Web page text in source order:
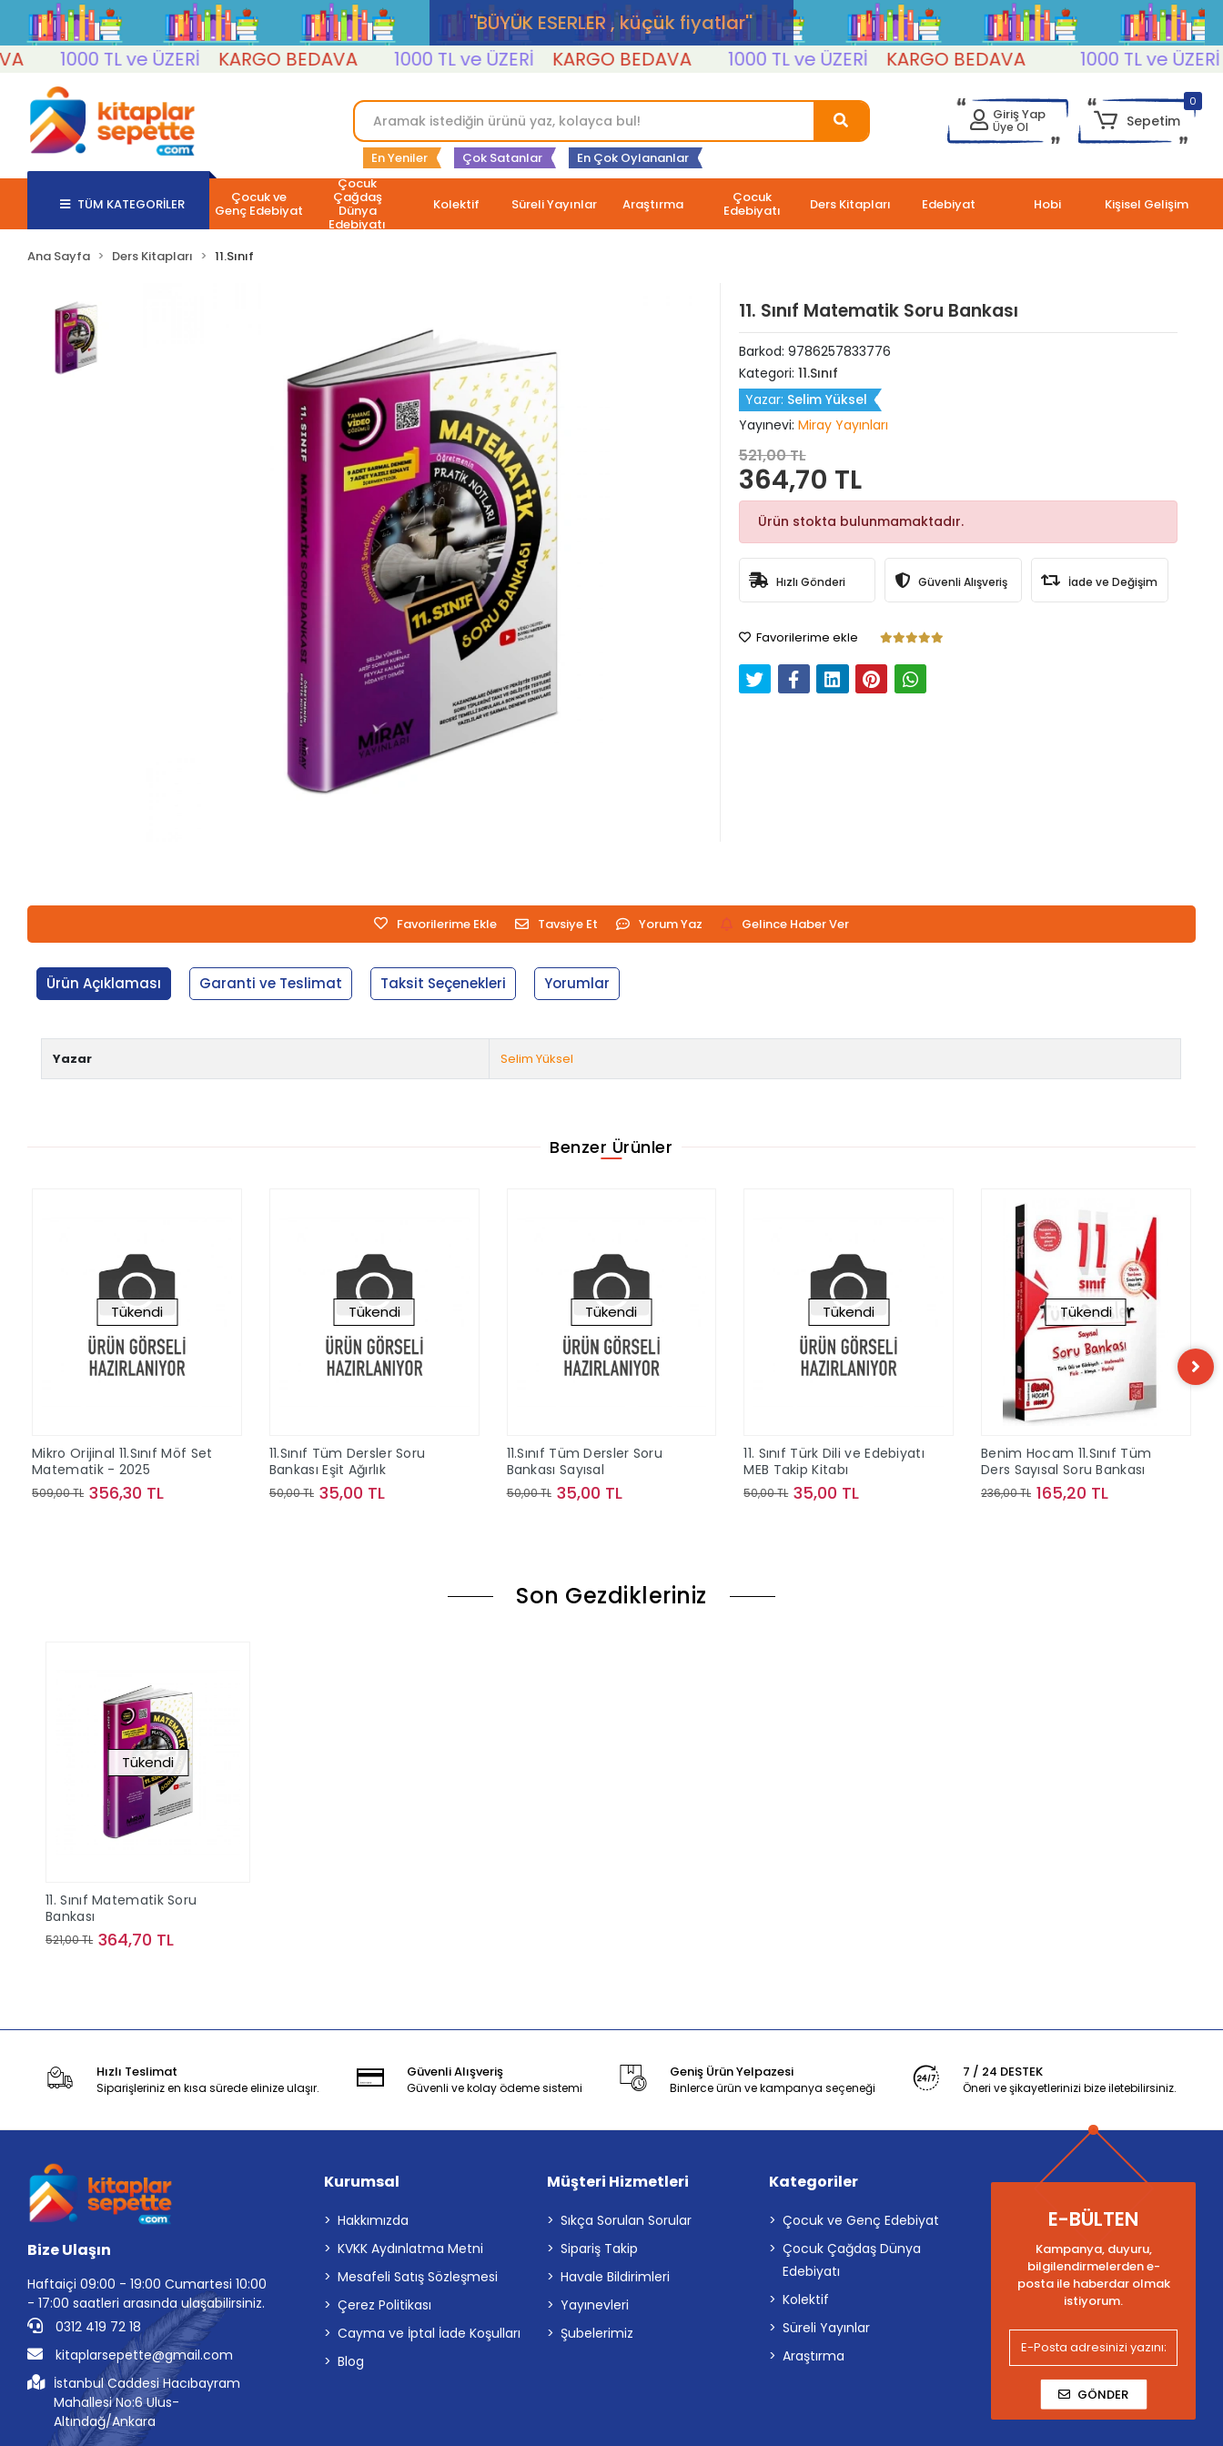
''BÜYÜK ESERLER , küçük fiyatlar''
1000 TL ve ÜZERİ
KARGO BEDAVA 1000 TL ve ÜZERİ KARGO BEDAVA 1000 TL ve ÜZERİ KARGO BEDAVA 1000 TL ve ÜZERİ
En Yeniler Çok Satanlar En Çok Oylananlar
Giriş Yap
Üye Ol
0
Sepetim
TÜM KATEGORİLER Çocuk ve
Genç Edebiyat
Çocuk
Çağdaş
Dünya
Edebiyatı
Kolektif Süreli Yayınlar Araştırma Çocuk
Edebiyatı Ders Kitapları Edebiyat Hobi Kişisel Gelişim
Ana Sayfa Ders Kitapları 11.Sınıf
11. Sınıf Matematik Soru Bankası
Barkod: 9786257833776
Kategori: 11.Sınıf
Yazar: Selim Yüksel
Yayınevi: Miray Yayınları
521,00 TL
364,70 TL
Ürün stokta bulunmamaktadır.
Hızlı Gönderi Güvenli Alışveriş İade ve Değişim
Favorilerime ekle
Favorilerime Ekle Tavsiye Et Yorum Yaz Gelince Haber Ver
Ürün Açıklaması Garanti ve Teslimat Taksit Seçenekleri Yorumlar
Yazar Selim Yüksel
Benzer Ürünler
Tükendi
Mikro Orijinal 11.Sınıf Möf Set
Matematik - 2025
509,00 TL 356,30 TL
Tükendi
11.Sınıf Tüm Dersler Soru
Bankası Eşit Ağırlık
50,00 TL 35,00 TL
Tükendi
11.Sınıf Tüm Dersler Soru
Bankası Sayısal
50,00 TL 35,00 TL
Tükendi
11. Sınıf Türk Dili ve Edebiyatı
MEB Takip Kitabı
50,00 TL 35,00 TL
Tükendi
Benim Hocam 11.Sınıf Tüm
Ders Sayısal Soru Bankası
236,00 TL 165,20 TL
Son Gezdikleriniz
Tükendi
11. Sınıf Matematik Soru
Bankası
521,00 TL 364,70 TL
Hızlı Teslimat
Siparişleriniz en kısa sürede elinize ulaşır.
Güvenli Alışveriş
Güvenli ve kolay ödeme sistemi
Geniş Ürün Yelpazesi
Binlerce ürün ve kampanya seçeneği
7 / 24 DESTEK
Öneri ve şikayetlerinizi bize iletebilirsiniz.
Bize Ulaşın
Haftaiçi 09:00 - 19:00 Cumartesi 10:00
- 17:00 saatleri arasında ulaşabilirsiniz.
0312 419 72 18
kitaplarsepette@gmail.com
İstanbul Caddesi Hacıbayram
Mahallesi No:6 Ulus-
Altındağ/Ankara
Kurumsal
Hakkımızda
KVKK Aydınlatma Metni
Mesafeli Satış Sözleşmesi
Çerez Politikası
Cayma ve İptal İade Koşulları
Blog
Müşteri Hizmetleri
Sıkça Sorulan Sorular
Sipariş Takip
Havale Bildirimleri
Yayınevleri
Şubelerimiz
Kategoriler
Çocuk ve Genç Edebiyat
Çocuk Çağdaş Dünya
Edebiyatı
Kolektif
Süreli Yayınlar
Araştırma
E-BÜLTEN
Kampanya, duyuru,
bilgilendirmelerden e-
posta ile haberdar olmak
istiyorum.
GÖNDER